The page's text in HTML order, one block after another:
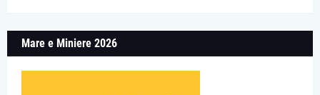
Mare e Miniere 2026